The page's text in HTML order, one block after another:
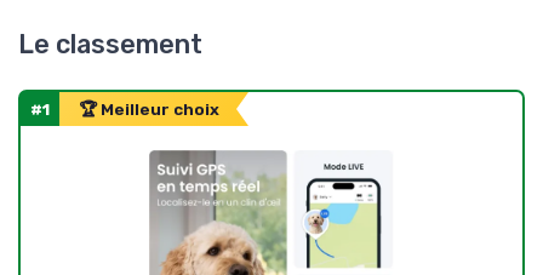
Le classement
#1 🏆 Meilleur choix